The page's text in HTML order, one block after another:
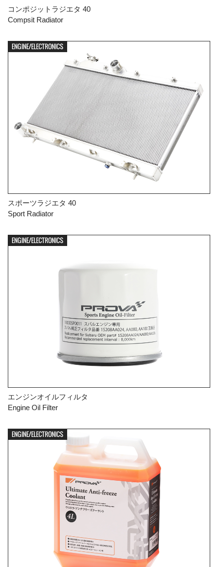
コンポジットラジエタ 40
Compsit Radiator
ENGINE/ELECTRONICS
スポーツラジエタ 40
Sport Radiator
ENGINE/ELECTRONICS
エンジンオイルフィルタ
Engine Oil Filter
ENGINE/ELECTRONICS
FIND YOUR VEHICLE DETAIL